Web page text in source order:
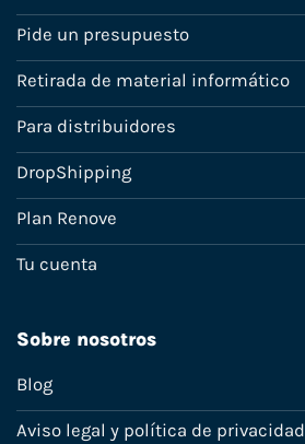
Pide un presupuesto
Retirada de material informático
Para distribuidores
DropShipping
Plan Renove
Tu cuenta
Sobre nosotros
Blog
Aviso legal y política de privacidad